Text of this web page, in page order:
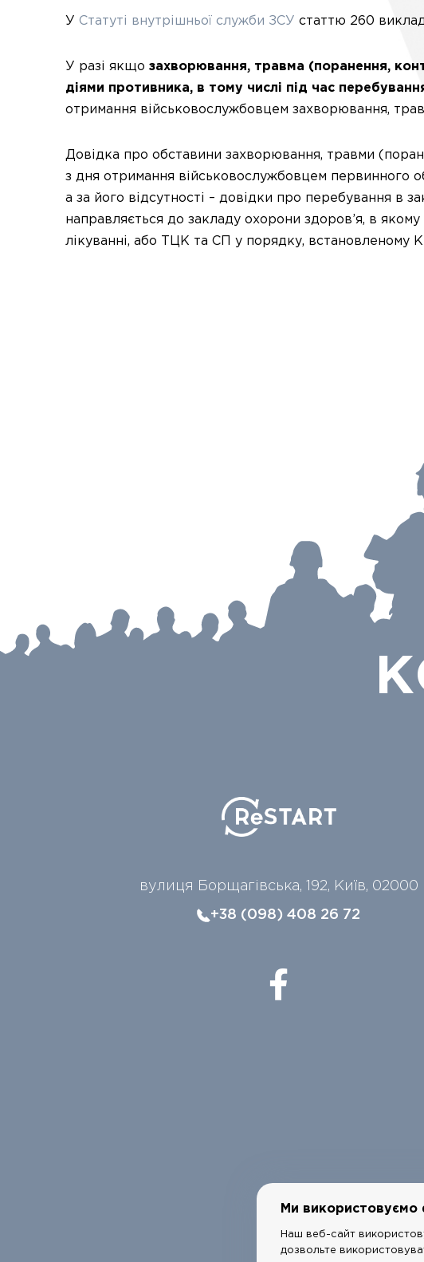
У Статуті внутрішньої служби ЗСУ статтю 260
У разі якщо захворювання, травма (поранення,
діями противника, в тому числі під час
отримання військовослужбовцем захворювання,
Довідка про обставини захворювання, травми
з дня отримання військовослужбовцем первинного
а за його відсутності – довідки про перебування в
направляється до закладу охорони здоров’я, в
лікуванні, або ТЦК та СП у порядку, встановленому
вулиця Борщагівська, 192, Київ, 02000
+38 (098) 408 26 72
Ми використовуємо
Наш веб-сайт
дозвольте